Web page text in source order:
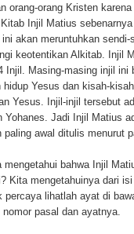
orang-orang Kristen
Injil Matius
akan meruntuhkan
keotentikan Alkitab. Injil
Injil. Masing-masing injil ini
hidup Yesus dan kisah-
Yesus. Injil-injil tersebut
Yohanes. Jadi Injil Matius
paling awal ditulis menurut
mengetahui bahwa Injil
Kita mengetahuinya dari
percaya lihatlah ayat di
pasal dan ayatnya.